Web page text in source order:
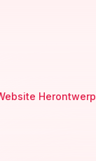
Herontwerp